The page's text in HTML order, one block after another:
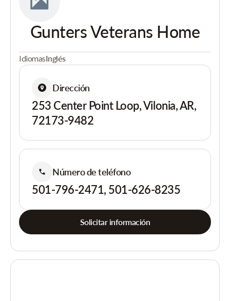
Gunters Veterans Home
IdiomasInglés
Dirección
253 Center Point Loop, Vilonia, AR,
72173-9482
Número de teléfono
501-796-2471, 501-626-8235
Solicitar información